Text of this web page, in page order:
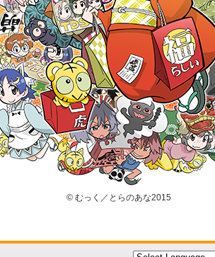
© むっく／とらのあな2015